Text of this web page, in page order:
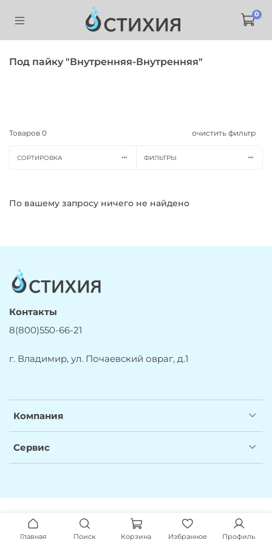
0
Под пайку "Внутренняя-Внутренняя"
Товаров 0 очистить фильтр
СОРТИРОВКА ФИЛЬТРЫ
По вашему запросу ничего не найдено
Компания
Сервис
Контакты
8(800)550-66-21
г. Владимир, ул. Почаевский овраг, д.1
Главная Поиск Корзина Избранное Профиль